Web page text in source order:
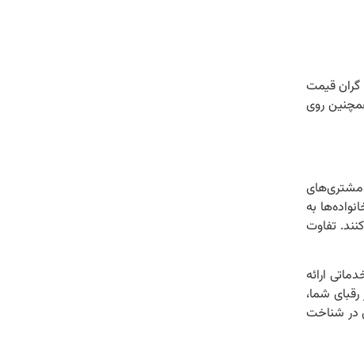
گران قیمت
روی
مشتری‌های
به
تفاوت
ارائه
شما،
در شناخت